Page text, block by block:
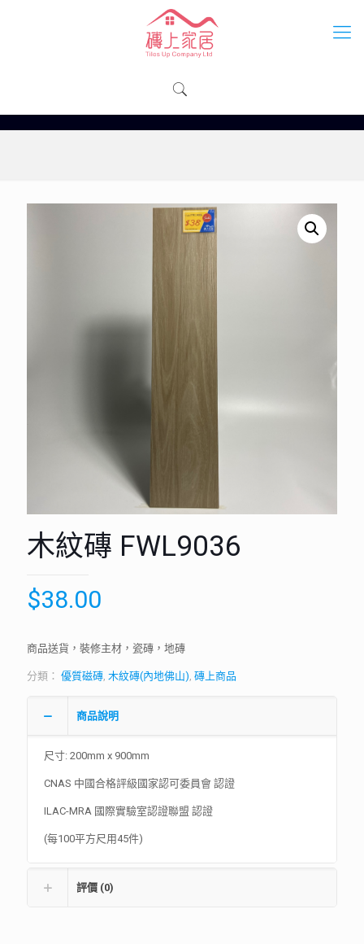
木紋磚 FWL9036
$38.00
商品送貨，裝修主材，瓷磚，地磚
分類： 優質磁磚, 木紋磚(內地佛山), 磚上商品
商品說明
尺寸: 200mm x 900mm
CNAS 中國合格評級國家認可委員會 認證
ILAC-MRA 國際實驗室認證聯盟 認證
(每100平方尺用45件)
評價 (0)